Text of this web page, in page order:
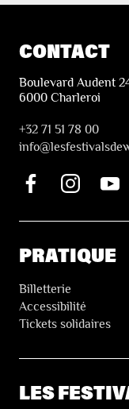
CONTACT
Boulevard Audent
6000 Charleroi
+32 71 51 78 00
i
PRATIQUE
Billetterie
Accessibilité
Tickets solidaires
LES